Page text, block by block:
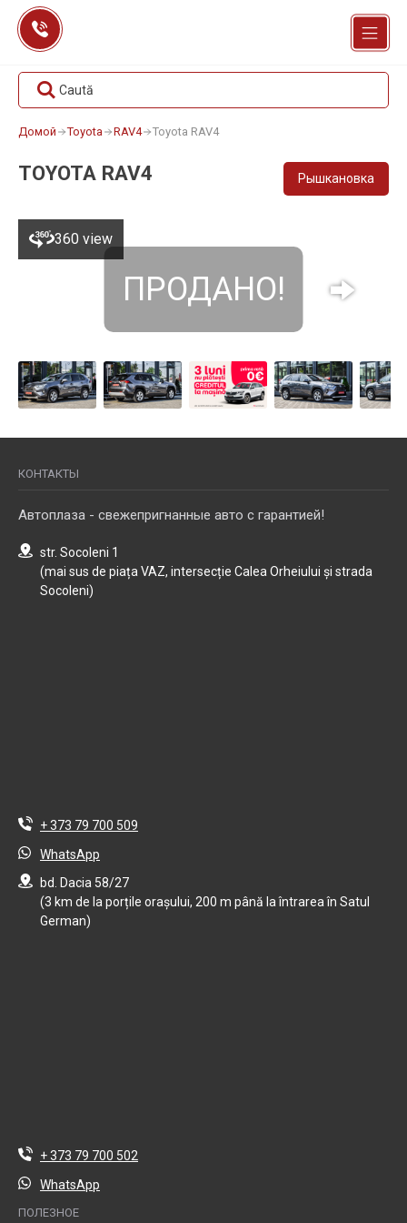
Перейти
содержанию
Caută
Домой Toyota RAV4 Toyota RAV4
TOYOTA RAV4 Рышкановка
360 view
ПРОДАНО!
КОНТАКТЫ
Автоплаза - свежепригнанные авто с гарантией!
str. Socoleni 1
(mai sus de piața VAZ, intersecție Calea Orheiului și strada
Socoleni)
+ 373 79 700 509
WhatsApp
bd. Dacia 58/27
(3 km de la porțile orașului, 200 m până la întrarea în Satul
German)
+ 373 79 700 502
WhatsApp
ПОЛЕЗНОЕ